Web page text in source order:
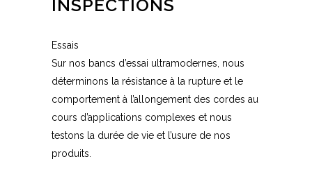
INSPECTIONS
Essais
Sur nos bancs d’essai ultramodernes, nous
déterminons la résistance à la rupture et le
comportement à l’allongement des cordes au
cours d’applications complexes et nous
testons la durée de vie et l’usure de nos
produits.